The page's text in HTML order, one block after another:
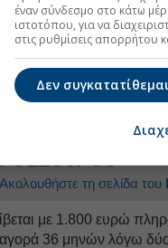
1.800 ευρώ
στοGoogle
εξελίξεις με την υπογραφη
FOLLOW US
Ακολουθήστε τη σελίδα του
με 1.800 ευρώ
36 μηνών λόγω
έναν σύνδεσμο στο κάτω
ιστοτόπου, για να
στις ρυθμίσεις απορρήτου
Δεν συγκατατίθεμαι